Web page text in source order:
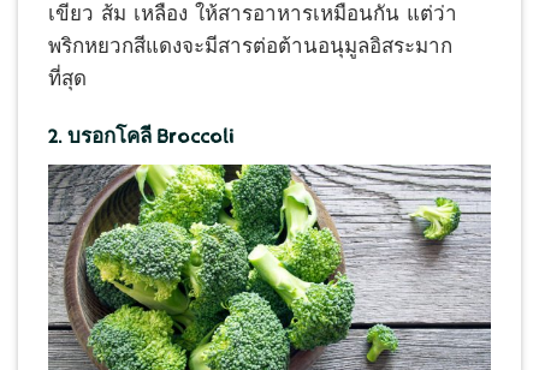
เขียว ส้ม เหลือง ให้สารอาหารเหมือนกัน แต่ว่า
พริกหยวกสีแดงจะมีสารต่อต้านอนุมูลอิสระมาก
ที่สุด
2. บรอกโคลี Broccoli